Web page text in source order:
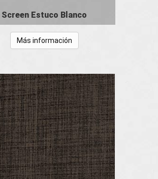
Screen Estuco Blanco
Más información